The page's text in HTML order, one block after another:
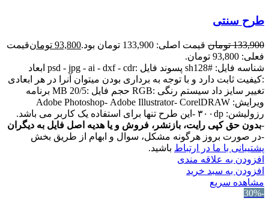
طرح سنتی
133,900 تومان قیمت اصلی: 133,900 تومان بود. 93,800 تومانقیمت
فعلی: 93,800 تومان.
شناسه فایل: #sh128 پسوند فایل :psd - jpg - ai - dxf - cdr ابعاد
:کیفیت ثابت دارد و با توجه به برداری بودن میتوان آنرا در هر ابعادی
تغییر سایز داد سیستم رنگی :RGB حجم فایل :20/5 MB برنامه
ویرایش: Adobe Photoshop- Adobe Illustrator- CorelDRAW
رزولیشن: ۳۰۰dp -این طرح تنها برای استفاده یک کاربر می باشد.
-بدون حق کپی رایت، بازنشر، فروش و یا هدیه اصل فایل به دیگران
-در صورت بروز هرگونه مشکل، سوال و ابهام از طریق بخش
پشتیبانی با ما در ارتباط باشید.
افزودن به علاقه مندی
افزودن به سبد خرید
مشاهده سریع
-30%